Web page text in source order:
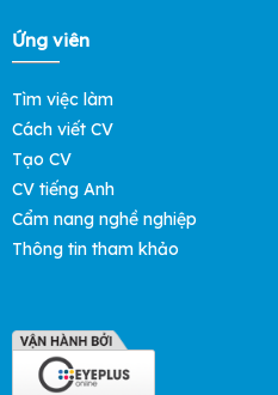
Ứng viên
Tìm việc làm
Cách viết CV
Tạo CV
CV tiếng Anh
Cẩm nang nghề nghiệp
Thông tin tham khảo